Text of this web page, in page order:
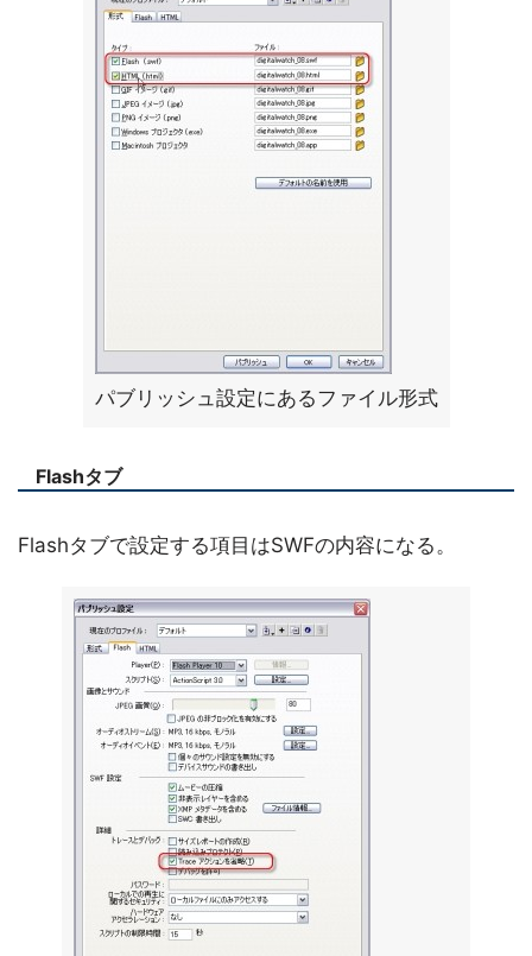
パブリッシュ設定にあるファイル形式
Flashタブ
Flashタブで設定する項目はSWFの内容になる。